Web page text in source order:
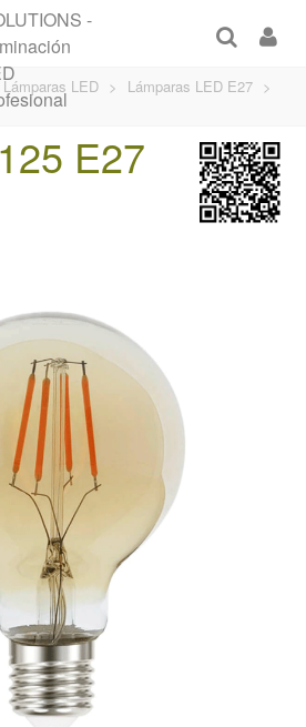
Lámparas LED > Lámparas LED E27 >
E27